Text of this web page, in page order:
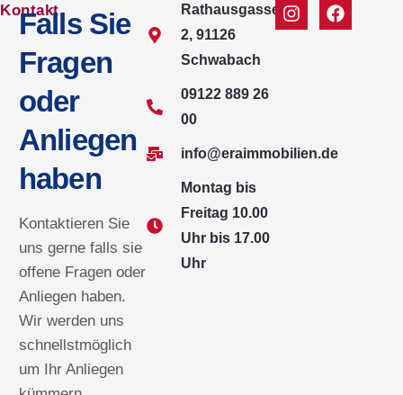
Kontakt
Falls Sie
Fragen
oder
Anliegen
haben
Kontaktieren Sie
uns gerne falls sie
offene Fragen oder
Anliegen haben.
Wir werden uns
schnellstmöglich
um Ihr Anliegen
Rathausgasse
2, 91126
Schwabach
09122 889 26
00
info@eraimmobilien.de
Montag bis
Freitag 10.00
Uhr bis 17.00
Uhr